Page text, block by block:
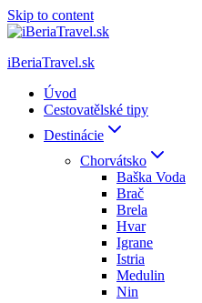
Skip to content
iBeriaTravel.sk
Úvod
Cestovatělské tipy
Destinácie
Chorvátsko
Baška Voda
Brač
Brela
Hvar
Igrane
Istria
Medulin
Nin